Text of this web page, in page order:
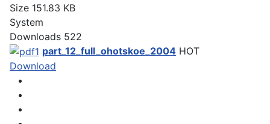
Size 151.83 KB
System
Downloads 522
part_12_full_ohotskoe_2004 HOT
Download